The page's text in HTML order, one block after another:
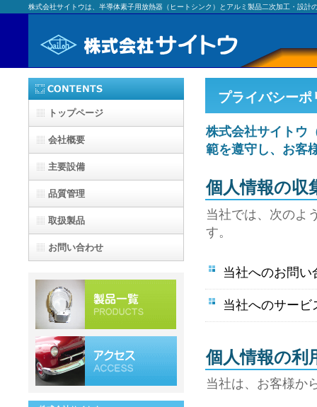
株式会社サイトウは、半導体素子用放熱器（ヒートシンク）とアルミ製品二次加工・設計
プライバシーポ
株式会社サイトウ
範を遵守し、お客
個人情報の収
当社では、次のよ
す。
当社へのお問い
当社へのサービ
個人情報の利
当社は、お客様か
トップページ
会社概要
主要設備
品質管理
取扱製品
お問い合わせ